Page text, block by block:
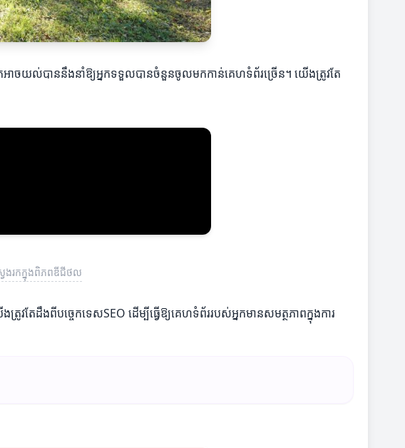
ាចយល់បាននឹងនាំឱ្យអ្នកទទួលបានចំនួនចូលមកកាន់គេហទំព័រច្រើន។ យើងត្រូវតែ
ងរកក្នុងពិភពឌីជីថល
តែដឹងពីបច្ចេកទេសSEO ដើម្បីធ្វើឱ្យគេហទំព័ររបស់អ្នកមានសមត្ថភាពក្នុងការ